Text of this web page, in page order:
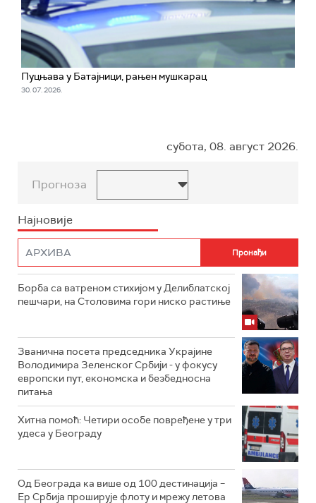
Пуцњава у Батајници, рањен мушкарац
30. 07. 2026.
субота, 08. август 2026.
Прогноза
Најновије
Борба са ватреном стихијом у Делиблатској
пешчари, на Столовима гори ниско растиње
Званична посета председника Украјине
Володимира Зеленског Србији - у фокусу
европски пут, економска и безбедносна
питања
Хитна помоћ: Четири особе повређене у три
удеса у Београду
Од Београда ка више од 100 дестинација –
Ер Србија проширује флоту и мрежу летова